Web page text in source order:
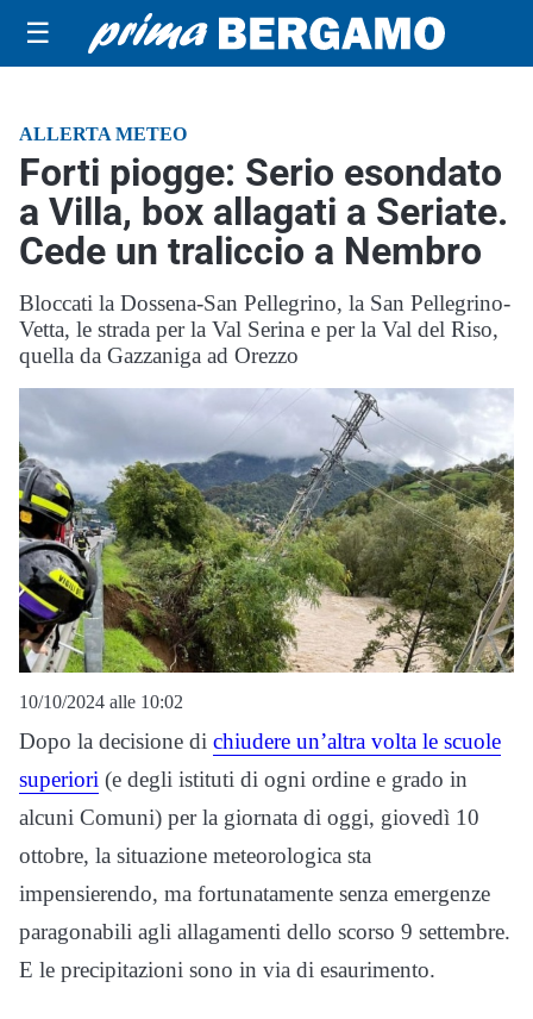
☰
ALLERTA METEO
Forti piogge: Serio esondato
a Villa, box allagati a Seriate.
Cede un traliccio a Nembro
Bloccati la Dossena-San Pellegrino, la San Pellegrino-
Vetta, le strada per la Val Serina e per la Val del Riso,
quella da Gazzaniga ad Orezzo
10/10/2024 alle 10:02
Dopo la decisione di chiudere un’altra volta le scuole
superiori (e degli istituti di ogni ordine e grado in
alcuni Comuni) per la giornata di oggi, giovedì 10
ottobre, la situazione meteorologica sta
impensierendo, ma fortunatamente senza emergenze
paragonabili agli allagamenti dello scorso 9 settembre.
E le precipitazioni sono in via di esaurimento.